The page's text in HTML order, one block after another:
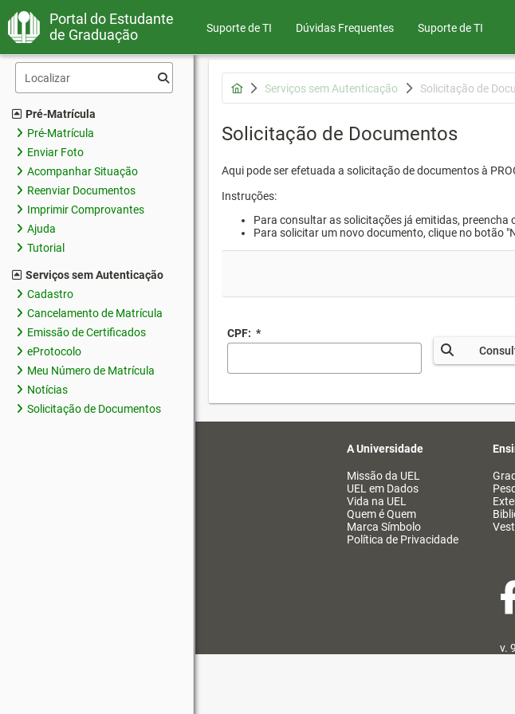
Portal do Estudante
de Graduação
Suporte de TI Dúvidas Frequentes Suporte de TI
Pré-Matrícula
Pré-Matrícula
Enviar Foto
Acompanhar Situação
Reenviar Documentos
Imprimir Comprovantes
Ajuda
Tutorial
Serviços sem Autenticação
Cadastro
Cancelamento de Matrícula
Emissão de Certificados
eProtocolo
Meu Número de Matrícula
Notícias
Solicitação de Documentos
Serviços sem Autenticação Solicitação de
Solicitação de Documentos
Aqui pode ser efetuada a solicitação de documentos à
Instruções:
Para consultar as solicitações já emitidas, preencha
Para solicitar um novo documento, clique no botão
CPF: *
A Universidade
Missão da UEL
UEL em Dados
Vida na UEL
Quem é Quem
Marca Símbolo
Política de Privacidade
v.